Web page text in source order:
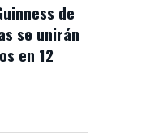
de
se unirán
en 12